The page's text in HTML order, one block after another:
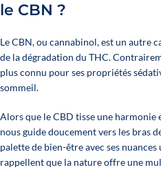
le CBN ?
Le CBN, ou cannabinol, est un autre
de la dégradation du THC.
plus connu pour ses propriétés
sommeil.
Alors que le CBD tisse une harmonie
nous guide doucement vers les bras
palette de bien-être avec ses
rappellent que la nature offre une